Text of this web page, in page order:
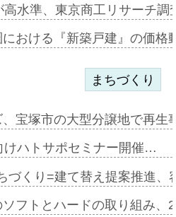
高水準、東京商工リサーチ
おける『新築戸建』の価
まちづくり
宝塚市の大型分譲地で再
けハトサポセミナー開催…
づくり=建て替え提案推進
フトとハードの取り組み